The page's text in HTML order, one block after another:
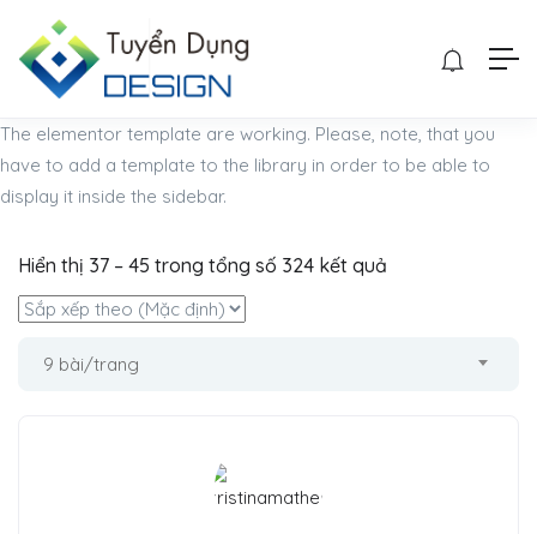
The elementor template are working. Please, note, that you
have to add a template to the library in order to be able to
display it inside the sidebar.
Hiển thị 37 – 45 trong tổng số 324 kết quả
9 bài/trang